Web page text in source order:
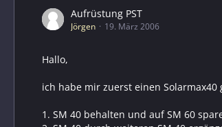
Aufrüstung PST
Jörgen 19. März 2006
Hallo,
ich habe mir zuerst einen
1. SM 40 behalten und auf SM 60